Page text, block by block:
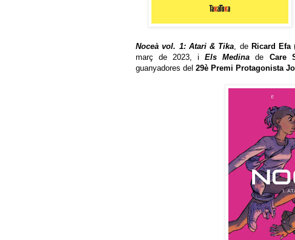
Noceà vol. 1: Atari & Tika, de Ricard Efa
març de 2023, iEls Medina de Care
guanyadores del 29è Premi Protagonista